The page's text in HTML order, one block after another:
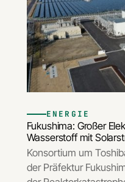
ENERGIE
Fukushima: Großer
Wasserstoff mit
Konsortium um
der Präfektur